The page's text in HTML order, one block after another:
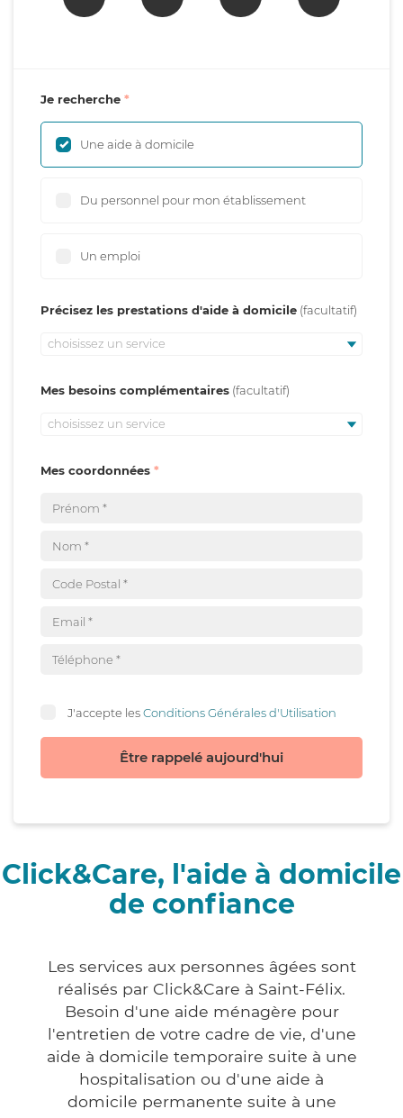
Je recherche
Une aide à domicile
Du personnel pour mon établissement
Un emploi
Précisez les prestations d'aide à domicile
choisissez un service
Mes besoins complémentaires
choisissez un service
Mes coordonnées
J'accepte lesConditions Générales d'Utilisation
Être rappelé aujourd'hui
Click&Care, l'aide à domicile
de confiance
Les services aux personnes âgées sont
réalisés par Click&Care à Saint-Félix.
Besoin d'une aide ménagère pour
l'entretien de votre cadre de vie, d'une
aide à domicile temporaire suite à une
hospitalisation ou d'une aide à
domicile permanente suite à une